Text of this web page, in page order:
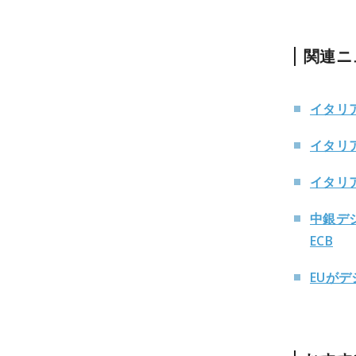
関連
イタリ
イタリ
イタリ
中銀デ
ECB
EUが